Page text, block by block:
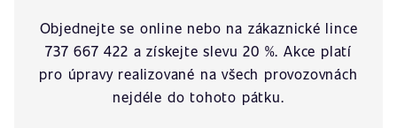
Objednejte se online nebo na zákaznické lince
737 667 422 a získejte slevu 20 %. Akce platí
pro úpravy realizované na všech provozovnách
nejdéle do tohoto pátku.